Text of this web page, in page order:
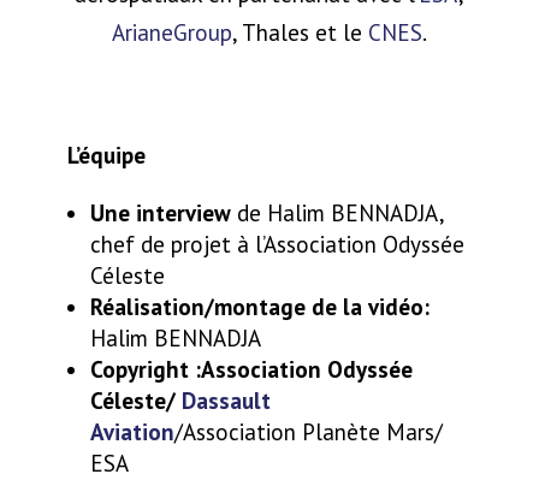
ArianeGroup, Thales et le CNES.
L’équipe
Une interview de Halim BENNADJA,
chef de projet à l’Association Odyssée
Céleste
Réalisation/montage de la vidéo:
Halim BENNADJA
Copyright :Association Odyssée
Céleste/ Dassault
Aviation/Association Planète Mars/
ESA